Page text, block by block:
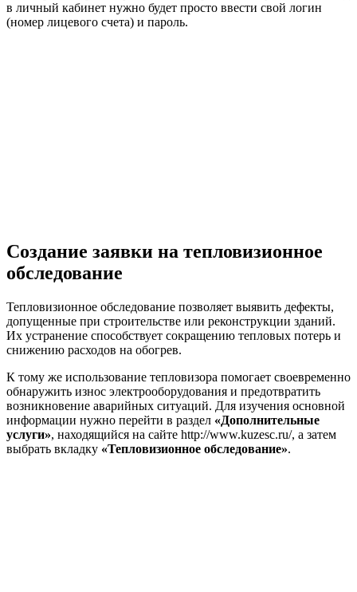
в личный кабинет нужно будет просто ввести свой логин
(номер лицевого счета) и пароль.
Создание заявки на тепловизионное
обследование
Тепловизионное обследование позволяет выявить дефекты,
допущенные при строительстве или реконструкции зданий.
Их устранение способствует сокращению тепловых потерь и
снижению расходов на обогрев.
К тому же использование тепловизора помогает своевременно
обнаружить износ электрооборудования и предотвратить
возникновение аварийных ситуаций. Для изучения основной
информации нужно перейти в раздел «Дополнительные
услуги», находящийся на сайте http://www.kuzesc.ru/, а затем
выбрать вкладку «Тепловизионное обследование».